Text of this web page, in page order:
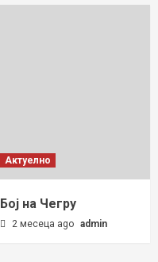
Актуелно
Бој на Чегру
2 месеца ago admin